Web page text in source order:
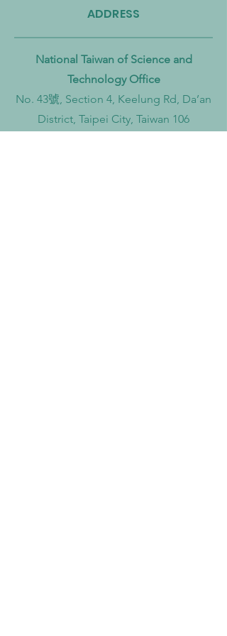
ADDRESS
National Taiwan of Science and
Technology Office
No. 43號, Section 4, Keelung Rd, Da’an
District, Taipei City, Taiwan 106